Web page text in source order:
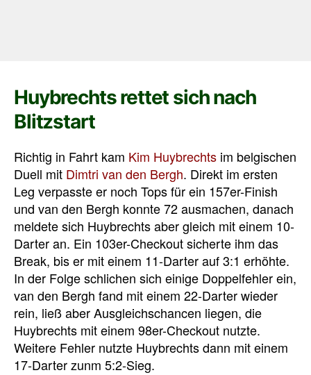
Huybrechts rettet sich nach
Blitzstart
Richtig in Fahrt kam Kim Huybrechts im belgischen
Duell mit Dimtri van den Bergh. Direkt im ersten
Leg verpasste er noch Tops für ein 157er-Finish
und van den Bergh konnte 72 ausmachen, danach
meldete sich Huybrechts aber gleich mit einem 10-
Darter an. Ein 103er-Checkout sicherte ihm das
Break, bis er mit einem 11-Darter auf 3:1 erhöhte.
In der Folge schlichen sich einige Doppelfehler ein,
van den Bergh fand mit einem 22-Darter wieder
rein, ließ aber Ausgleichschancen liegen, die
Huybrechts mit einem 98er-Checkout nutzte.
Weitere Fehler nutzte Huybrechts dann mit einem
17-Darter zunm 5:2-Sieg.